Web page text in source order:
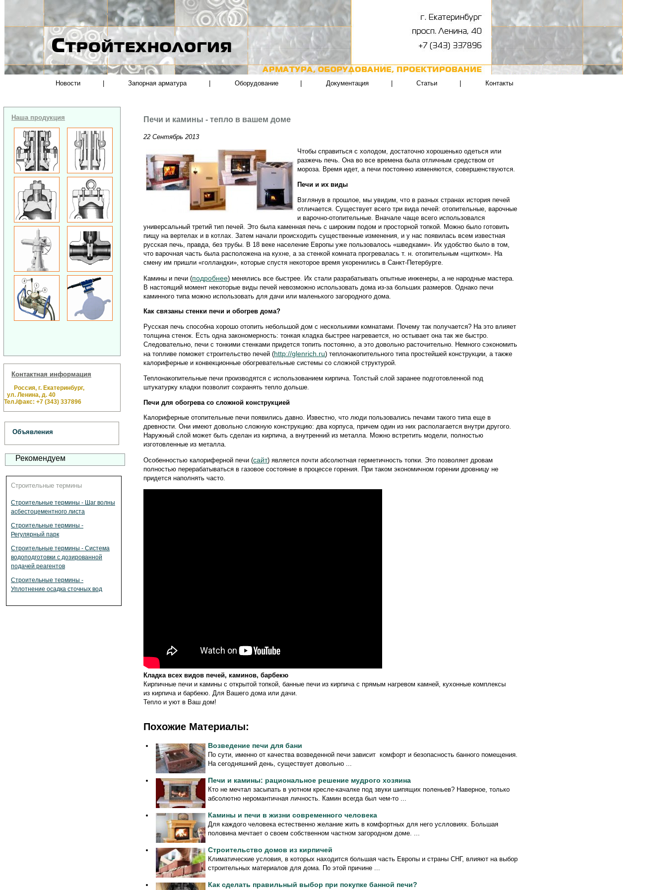
Новости Запорная арматура Оборудование Документация Статьи Контакты
Наша продукция
Контактная информация
Россия, г. Екатеринбург,
ул. Ленина, д. 40
Тел./факс: +7 (343) 337896
Объявления
Рекомендуем
Строительные термины
Строительные термины - Шаг волны
асбестоцементного листа
Строительные термины -
Регулярный парк
Строительные термины - Система
водоподготовки с дозированной
подачей реагентов
Строительные термины -
Уплотнение осадка сточных вод
Печи и камины - тепло в вашем доме
22 Сентябрь 2013
Чтобы справиться с холодом, достаточно хорошенько одеться или
разжечь печь. Она во все времена была отличным средством от
мороза. Время идет, а печи постоянно изменяются, совершенствуются.
Печи и их виды
Взглянув в прошлое, мы увидим, что в разных странах история печей
отличается. Существует всего три вида печей: отопительные, варочные
и варочно-отопительные. Вначале чаще всего использовался
универсальный третий тип печей. Это была каменная печь с широким подом и просторной топкой. Можно было готовить
пищу на вертелах и в котлах. Затем начали происходить существенные изменения, и у нас появилась всем известная
русская печь, правда, без трубы. В 18 веке население Европы уже пользовалось «шведками». Их удобство было в том,
что варочная часть была расположена на кухне, а за стенкой комната прогревалась т. н. отопительным «щитком». На
смену им пришли «голландки», которые спустя некоторое время укоренились в Санкт-Петербурге.
Камины и печи (подробнее) менялись все быстрее. Их стали разрабатывать опытные инженеры, а не народные мастера.
В настоящий момент некоторые виды печей невозможно использовать дома из-за больших размеров. Однако печи
каминного типа можно использовать для дачи или маленького загородного дома.
Как связаны стенки печи и обогрев дома?
Русская печь способна хорошо отопить небольшой дом с несколькими комнатами. Почему так получается? На это влияет
толщина стенок. Есть одна закономерность: тонкая кладка быстрее нагревается, но остывает она так же быстро.
Следовательно, печи с тонкими стенками придется топить постоянно, а это довольно расточительно. Немного сэкономить
на топливе поможет строительство печей (http://glenrich.ru) теплонакопительного типа простейшей конструкции, а также
калориферные и конвекционные обогревательные системы со сложной структурой.
Теплонакопительные печи производятся с использованием кирпича. Толстый слой заранее подготовленной под
штукатурку кладки позволит сохранять тепло дольше.
Печи для обогрева со сложной конструкцией
Калориферные отопительные печи появились давно. Известно, что люди пользовались печами такого типа еще в
древности. Они имеют довольно сложную конструкцию: два корпуса, причем один из них располагается внутри другого.
Наружный слой может быть сделан из кирпича, а внутренний из металла. Можно встретить модели, полностью
изготовленные из металла.
Особенностью калориферной печи (сайт) является почти абсолютная герметичность топки. Это позволяет дровам
полностью перерабатываться в газовое состояние в процессе горения. При таком экономичном горении дровницу не
придется наполнять часто.
Кладка всех видов печей, каминов, барбекю
Кирпичные печи и камины с открытой топкой, банные печи из кирпича с прямым нагревом камней, кухонные комплексы
из кирпича и барбекю. Для Вашего дома или дачи.
Тепло и уют в Ваш дом!
Похожие Материалы:
Возведение печи для бани
По сути, именно от качества возведенной печи зависит комфорт и безопасность банного помещения.
На сегодняшний день, существует довольно ...
Печи и камины: рациональное решение мудрого хозяина
Кто не мечтал засыпать в уютном кресле-качалке под звуки шипящих поленьев? Наверное, только
абсолютно неромантичная личность. Камин всегда был чем-то ...
Камины и печи в жизни современного человека
Для каждого человека естественно желание жить в комфортных для него услловиях. Большая
половина мечтает о своем собственном частном загородном доме. ...
Строительство домов из кирпичей
Климатические условия, в которых находится большая часть Европы и страны СНГ, влияют на выбор
строительных материалов для дома. По этой причине ...
Как сделать правильный выбор при покупке банной печи?